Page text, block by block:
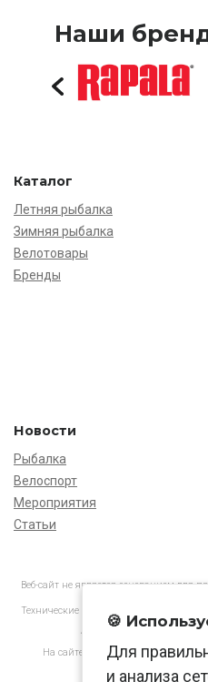
Наши
Каталог
Летняя рыбалка
Зимняя рыбалка
Велотовары
Бренды
Новости
Рыбалка
Велоспорт
Мероприятия
Статьи
Веб-сайт не является основанием для
Технические характеристики товаров
АО «Нормарк» ИНН
На сайте применяются
🍪
Для
и анализа